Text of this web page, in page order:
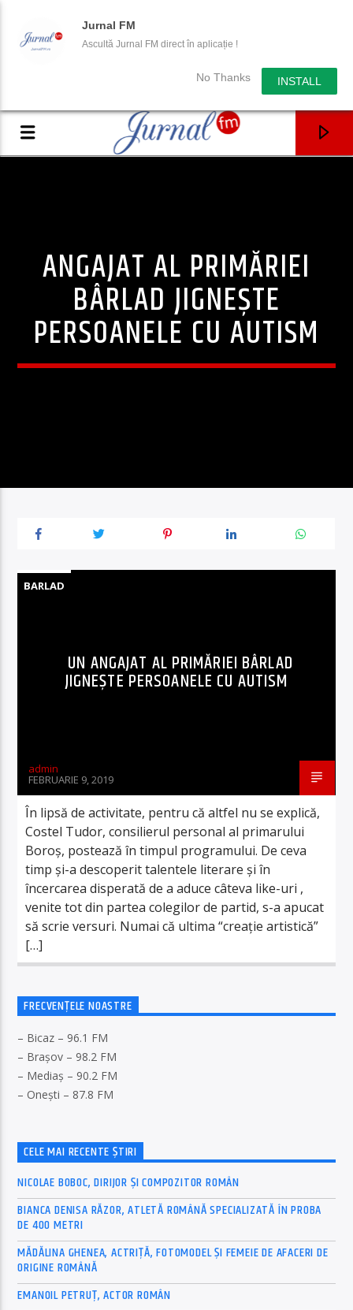
Jurnal FM
Ascultă Jurnal FM direct în aplicație !
No Thanks INSTALL
ANGAJAT AL PRIMĂRIEI
BÂRLAD JIGNEȘTE
PERSOANELE CU AUTISM
BARLAD
UN ANGAJAT AL PRIMĂRIEI BÂRLAD
JIGNEȘTE PERSOANELE CU AUTISM
admin
FEBRUARIE 9, 2019
În lipsă de activitate, pentru că altfel nu se explică,
Costel Tudor, consilierul personal al primarului
Boroș, postează în timpul programului. De ceva
timp și-a descoperit talentele literare și în
încercarea disperată de a aduce câteva like-uri ,
venite tot din partea colegilor de partid, s-a apucat
să scrie versuri. Numai că ultima “creație artistică”
[…]
FRECVENȚELE NOASTRE
– Bicaz – 96.1 FM
– Brașov – 98.2 FM
– Mediaș – 90.2 FM
– Onești – 87.8 FM
CELE MAI RECENTE ȘTIRI
NICOLAE BOBOC, DIRIJOR ȘI COMPOZITOR ROMÂN
BIANCA DENISA RĂZOR, ATLETĂ ROMÂNĂ SPECIALIZATĂ ÎN PROBA
DE 400 METRI
MĂDĂLINA GHENEA, ACTRIȚĂ, FOTOMODEL ȘI FEMEIE DE AFACERI DE
ORIGINE ROMÂNĂ
EMANOIL PETRUȚ, ACTOR ROMÂN